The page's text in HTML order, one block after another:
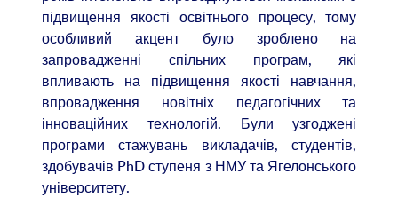
підвищення якості освітнього процесу, тому
особливий акцент було зроблено на
запровадженні спільних програм, які
впливають на підвищення якості навчання,
впровадження новітніх педагогічних та
інноваційних технологій. Були узгоджені
програми стажувань викладачів, студентів,
здобувачів PhD ступеня з НМУ та Ягелонського
університету.